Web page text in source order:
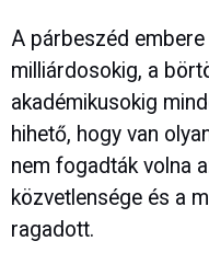
A párbeszéd
milliárdosokig, a
akadémikusokig
hihető, hogy van
nem fogadták volna
közvetlensége és a
ragadott.